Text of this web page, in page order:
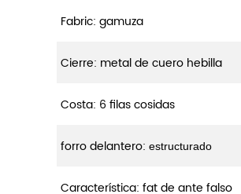
Fabric: gamuza
Cierre: metal de cuero hebilla
Costa: 6 filas cosidas
forro delantero: estructurado
Característica: fat de ante falso